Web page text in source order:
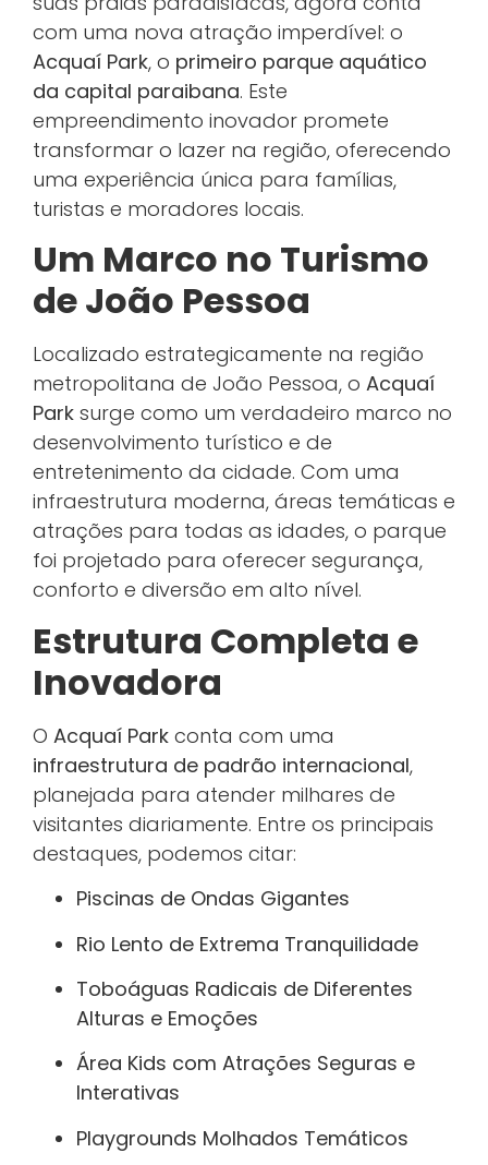
com uma nova atração imperdível: o
Acquaí Park, o primeiro parque aquático
da capital paraibana. Este
empreendimento inovador promete
transformar o lazer na região, oferecendo
uma experiência única para famílias,
turistas e moradores locais.
Um Marco no Turismo
de João Pessoa
Localizado estrategicamente na região
metropolitana de João Pessoa, o Acquaí
Park surge como um verdadeiro marco no
desenvolvimento turístico e de
entretenimento da cidade. Com uma
infraestrutura moderna, áreas temáticas e
atrações para todas as idades, o parque
foi projetado para oferecer segurança,
conforto e diversão em alto nível.
Estrutura Completa e
Inovadora
O Acquaí Park conta com uma
infraestrutura de padrão internacional,
planejada para atender milhares de
visitantes diariamente. Entre os principais
destaques, podemos citar:
Piscinas de Ondas Gigantes
Rio Lento de Extrema Tranquilidade
Toboáguas Radicais de Diferentes
Alturas e Emoções
Área Kids com Atrações Seguras e
Interativas
Playgrounds Molhados Temáticos